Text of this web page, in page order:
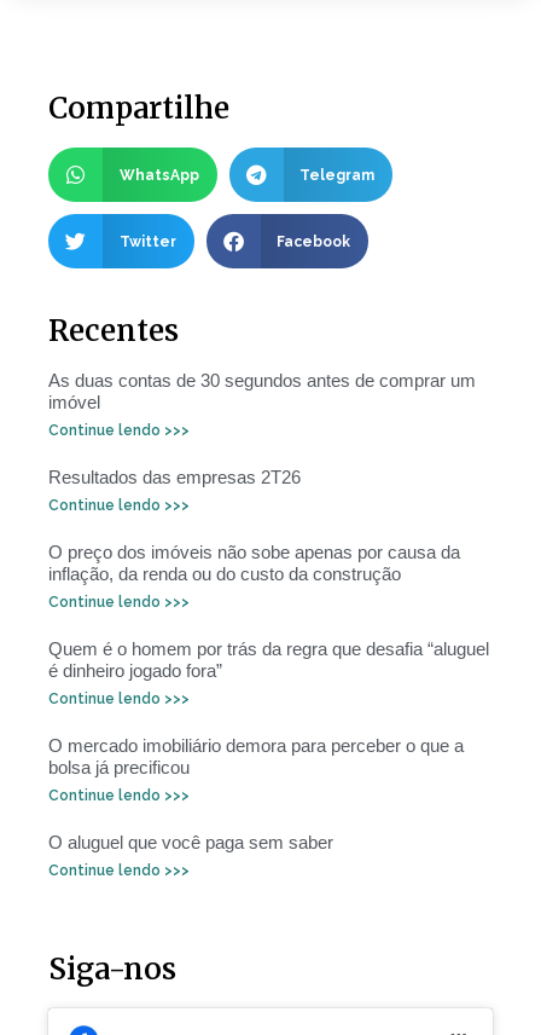
Compartilhe
WhatsApp Telegram
Twitter Facebook
Recentes
As duas contas de 30 segundos antes de comprar um
imóvel
Continue lendo >>>
Resultados das empresas 2T26
Continue lendo >>>
O preço dos imóveis não sobe apenas por causa da
inflação, da renda ou do custo da construção
Continue lendo >>>
Quem é o homem por trás da regra que desafia “aluguel
é dinheiro jogado fora”
Continue lendo >>>
O mercado imobiliário demora para perceber o que a
bolsa já precificou
Continue lendo >>>
O aluguel que você paga sem saber
Continue lendo >>>
Siga-nos